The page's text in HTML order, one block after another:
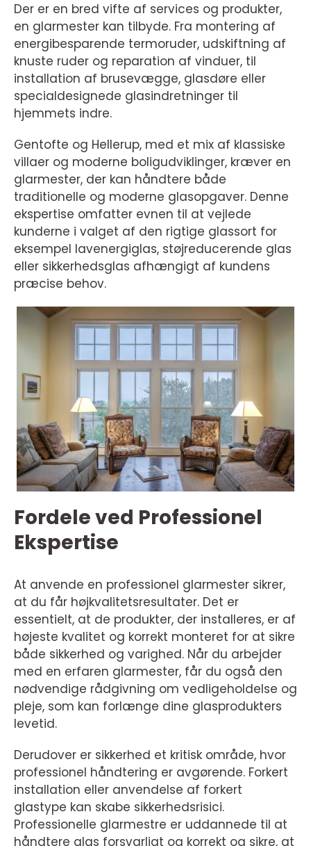
Der er en bred vifte af services og produkter,
en glarmester kan tilbyde. Fra montering af
energibesparende termoruder, udskiftning af
knuste ruder og reparation af vinduer, til
installation af brusevægge, glasdøre eller
specialdesignede glasindretninger til
hjemmets indre.
Gentofte og Hellerup, med et mix af klassiske
villaer og moderne boligudviklinger, kræver en
glarmester, der kan håndtere både
traditionelle og moderne glasopgaver. Denne
ekspertise omfatter evnen til at vejlede
kunderne i valget af den rigtige glassort for
eksempel lavenergiglas, støjreducerende glas
eller sikkerhedsglas afhængigt af kundens
præcise behov.
Fordele ved Professionel
Ekspertise
At anvende en professionel glarmester sikrer,
at du får højkvalitetsresultater. Det er
essentielt, at de produkter, der installeres, er af
højeste kvalitet og korrekt monteret for at sikre
både sikkerhed og varighed. Når du arbejder
med en erfaren glarmester, får du også den
nødvendige rådgivning om vedligeholdelse og
pleje, som kan forlænge dine glasprodukters
levetid.
Derudover er sikkerhed et kritisk område, hvor
professionel håndtering er avgørende. Forkert
installation eller anvendelse af forkert
glastype kan skabe sikkerhedsrisici.
Professionelle glarmestre er uddannede til at
håndtere glas forsvarligt og korrekt og sikre, at